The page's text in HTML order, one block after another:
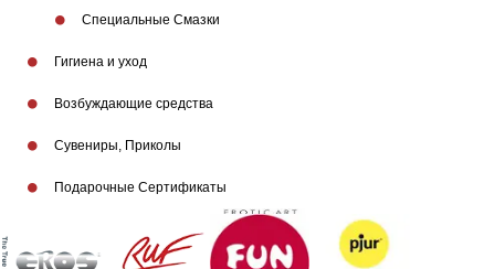
Специальные Смазки
Гигиена и уход
Возбуждающие средства
Сувениры, Приколы
Подарочные Сертификаты